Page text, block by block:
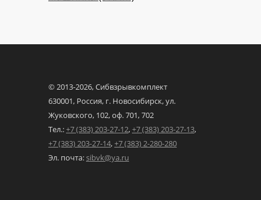
© 2013-2026, Сибвзрывкомплект
630001, Россия, г. Новосибирск,ул.
Жуковского, 102,оф. 701, 702
Тел.:+7 (383) 203-27-12,+7 (383) 203-27-13,
+7 (383) 203-27-14,+7 (383) 2-280-280
Эл. почта:sibvk@ya.ru